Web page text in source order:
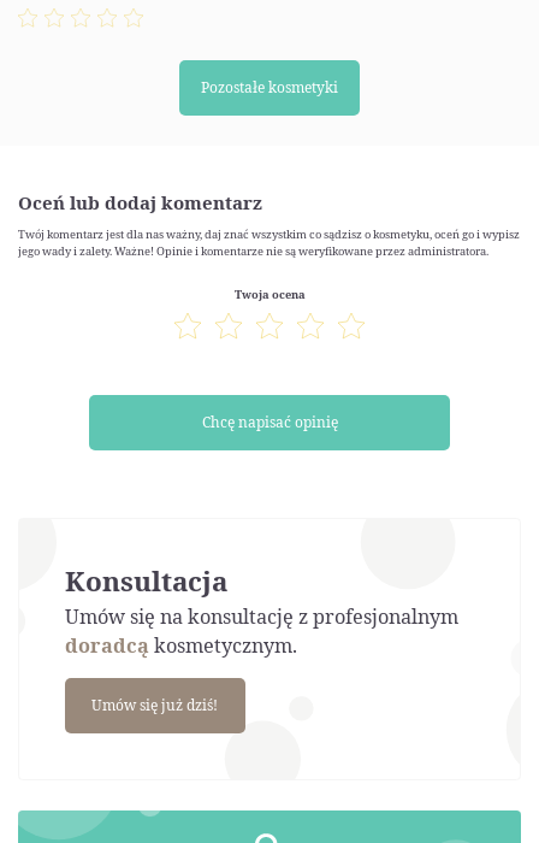
Pozostałe kosmetyki
Oceń lub dodaj komentarz
Twój komentarz jest dla nas ważny, daj znać wszystkim co sądzisz o kosmetyku, oceń go i wypisz
jego wady i zalety. Ważne! Opinie i komentarze nie są weryfikowane przez administratora.
Twoja ocena
Chcę napisać opinię
Konsultacja
Umów się na konsultację z profesjonalnym
doradcąkosmetycznym.
Umów się już dziś!